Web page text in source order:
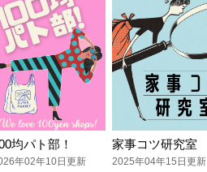
均パト部！
年02年10日更新
家事コツ研究室
2025年04年15日更新